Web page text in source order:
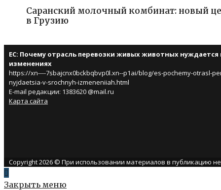
Саранский молочный комбинат: новый
в Грузию
ЕС: Почему отрасль перевозки живых животных нуждается
изменениях
https://xn----7sbajcnx0bckbqbvp0l.xn--p1ai/blog/es-pochemy-otrasl-
nyjdaetsia-v-srochnyh-izmeneniiah.html
E-mail редакции: 1383620 @mail.ru
Карта сайта
Copyright 2026 © При использовании материалов в публикацию
Закрыть меню